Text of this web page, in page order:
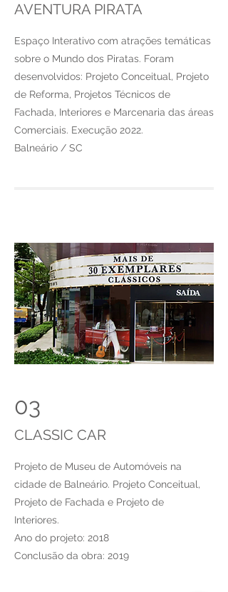
AVENTURA PIRATA
Espaço Interativo com atrações temáticas
sobre o Mundo dos Piratas. Foram
desenvolvidos: Projeto Conceitual, Projeto
de Reforma, Projetos Técnicos de
Fachada, Interiores e Marcenaria das áreas
Comerciais. Execução 2022.
Balneário / SC
03
CLASSIC CAR
Projeto de Museu de Automóveis na
cidade de Balneário. Projeto Conceitual,
Projeto de Fachada e Projeto de
Interiores.
Ano do projeto: 2018
Conclusão da obra: 2019